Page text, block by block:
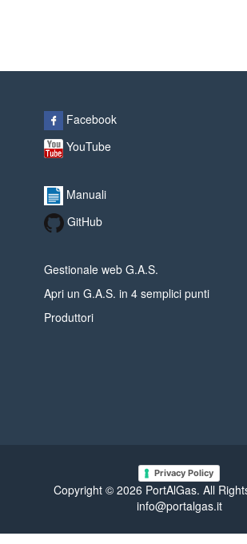
Facebook
YouTube
Manuali
GitHub
Gestionale web G.A.S.
Apri un G.A.S. in 4 semplici punti
Produttori
Privacy Policy
Copyright © 2026 PortAlGas. All
info@portalgas.it